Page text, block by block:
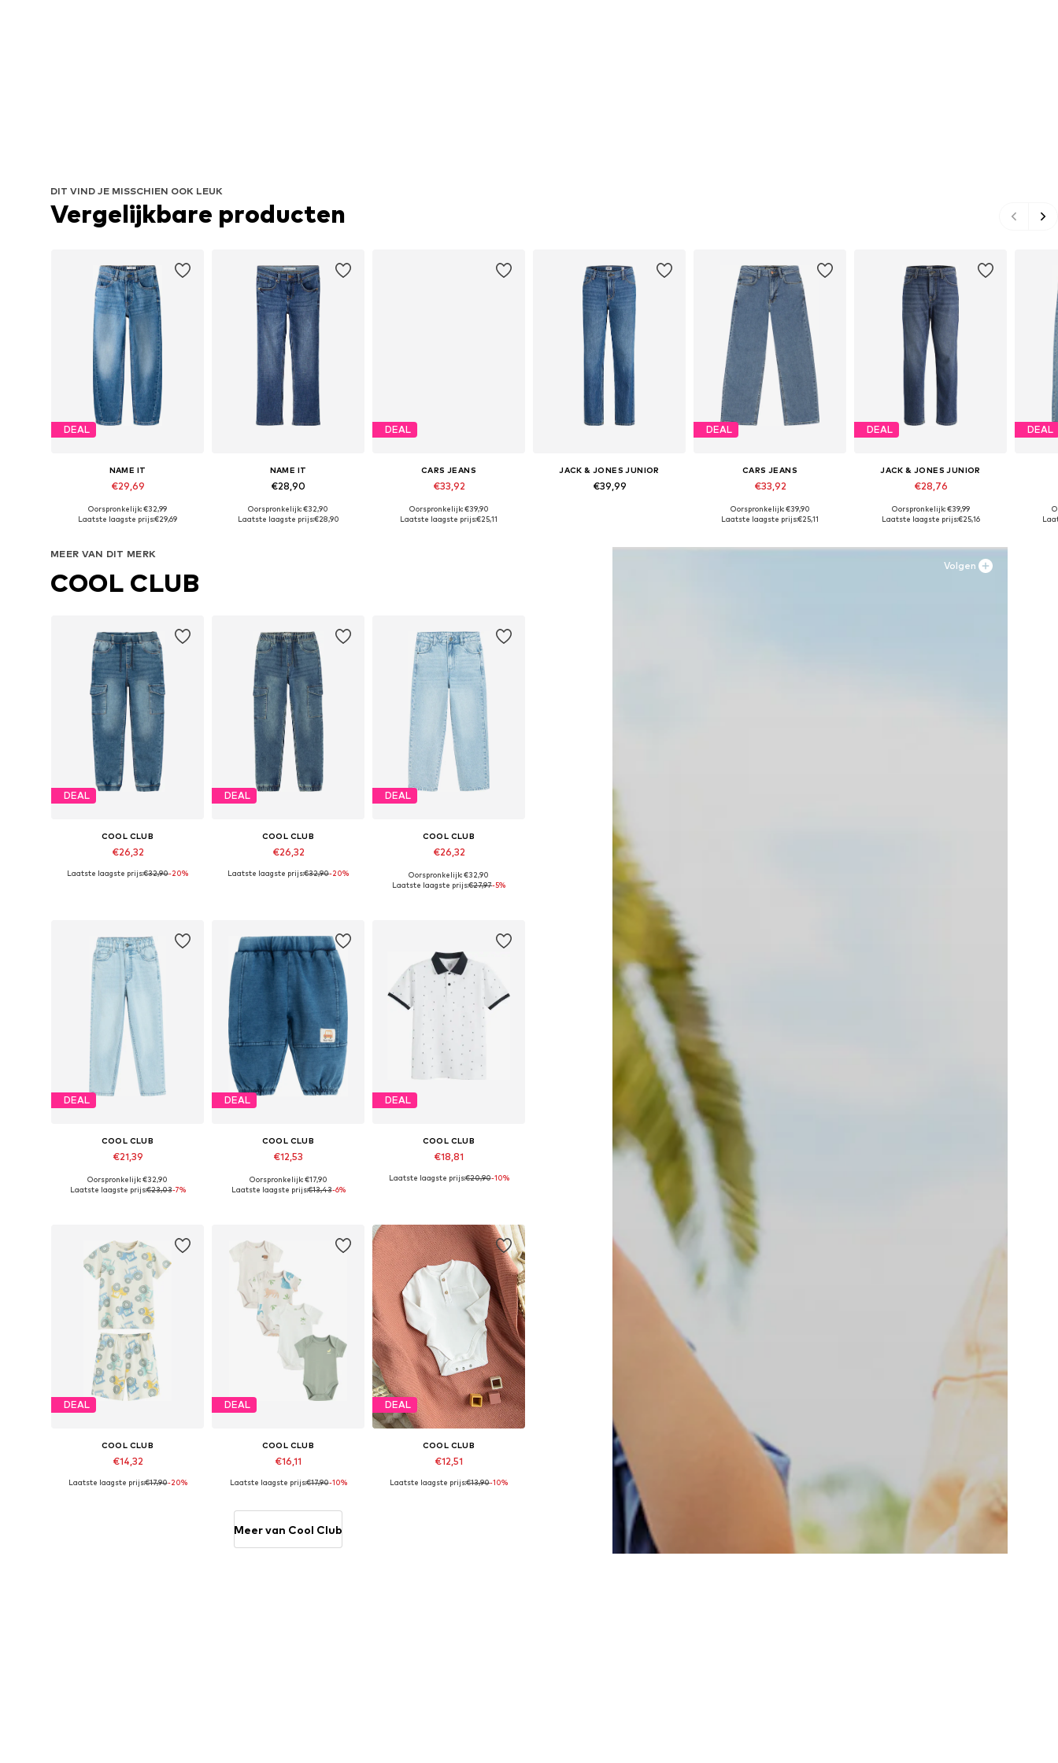
DIT VIND JE MISSCHIEN OOK LEUK
Vergelijkbare producten
DEAL
NAME IT
€29,69
Beschikbaar in vele maten
Oorspronkelijk: €32,99
Laatste laagste prijs:€29,69
NAME IT
€28,90
Beschikbaar in vele maten
Oorspronkelijk: €32,90
Laatste laagste prijs:€28,90
DEAL
CARS JEANS
€33,92
Beschikbaar in vele maten
Oorspronkelijk: €39,90
Laatste laagste prijs:€25,11
JACK & JONES JUNIOR
€39,99
DEAL
CARS JEANS
€33,92
Beschikbaar in vele maten
Oorspronkelijk: €39,90
Laatste laagste prijs:€25,11
DEAL
JACK & JONES JUNIOR
€28,76
Oorspronkelijk: €39,99
Laatste laagste prijs:€25,16
DEAL
Volgen
MEER VAN DIT MERK
COOL CLUB
DEAL
COOL CLUB
€26,32
Laatste laagste prijs:€32,90-20%
DEAL
COOL CLUB
€26,32
Laatste laagste prijs:€32,90-20%
DEAL
COOL CLUB
€26,32
Oorspronkelijk: €32,90
Laatste laagste prijs:€27,97-5%
DEAL
COOL CLUB
€21,39
Beschikbare maten: 116, 122
Oorspronkelijk: €32,90
Laatste laagste prijs:€23,03-7%
DEAL
COOL CLUB
€12,53
Beschikbare maten: 68, 92
Oorspronkelijk: €17,90
Laatste laagste prijs:€13,43-6%
DEAL
COOL CLUB
€18,81
Beschikbare maten: 134, 140, 146
Laatste laagste prijs:€20,90-10%
DEAL
COOL CLUB
€14,32
Laatste laagste prijs:€17,90-20%
DEAL
COOL CLUB
€16,11
Beschikbare maten: 68, 98
In winkelmandje
Laatste laagste prijs:€17,90-10%
DEAL
COOL CLUB
€12,51
Laatste laagste prijs:€13,90-10%
Meer van Cool Club